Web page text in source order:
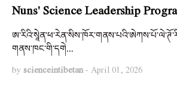
Nuns' Science Leadership
གནས་ཁང་གི་དགེ…
by scienceintibetan- April 01, 2026